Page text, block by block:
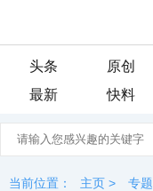
头条 原创
最新
快料
当前位置： 主页 > 专题